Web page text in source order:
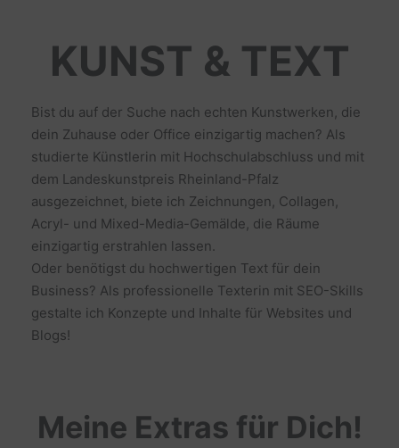
KUNST & TEXT
Bist du auf der Suche nach echten Kunstwerken, die
dein Zuhause oder Office einzigartig machen? Als
studierte Künstlerin mit Hochschulabschluss und mit
dem Landeskunstpreis Rheinland-Pfalz
ausgezeichnet, biete ich Zeichnungen, Collagen,
Acryl- und Mixed-Media-Gemälde, die Räume
einzigartig erstrahlen lassen.
Oder benötigst du hochwertigen Text für dein
Business? Als professionelle Texterin mit SEO-Skills
gestalte ich Konzepte und Inhalte für Websites und
Blogs!
Meine Extras für Dich!